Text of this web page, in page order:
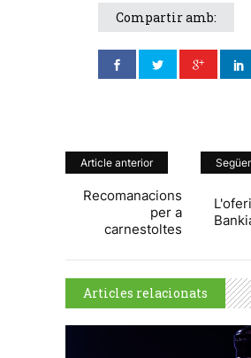
Compartir amb:
Article anterior
Recomanacions
per a
carnestoltes
Articles relacionats